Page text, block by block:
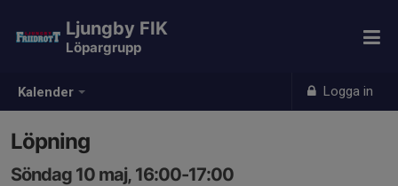
Kalender Logga in
Ljungby FIK
Löpargrupp
Löpning
Söndag 10 maj, 16:00-17:00